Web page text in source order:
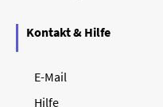
Kontakt & Hilfe
E-Mail
Hilfe